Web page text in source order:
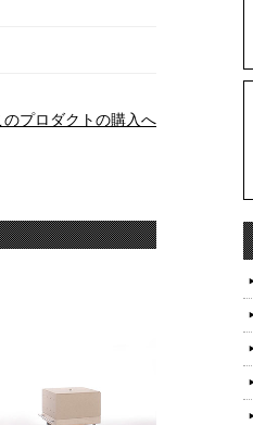
のプロダクトの購入へ